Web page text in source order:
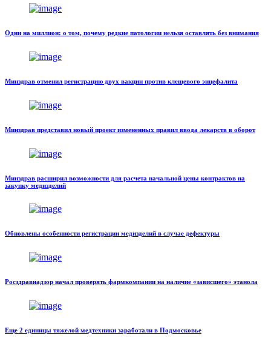
Одни на миллион: о том, почему редкие патологии нельзя оставлять без внимания
Минздрав отменил регистрацию двух вакцин против клещевого энцефалита
Минздрав представил новый проект измененных правил ввода лекарств в оборот
Минздрав расширил возможности для расчета начальной цены контрактов на
закупку медизделий
Обновлены особенности регистрации медизделий в случае дефектуры
Росздравнадзор начал проверять фармкомпании на наличие «зависшего» этанола
Еще 2 единицы тяжелой медтехники заработали в Подмосковье